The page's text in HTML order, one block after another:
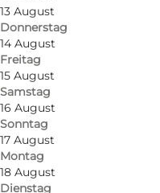
13 August
Donnerstag
14 August
Freitag
15 August
Samstag
16 August
Sonntag
17 August
Montag
18 August
Dienstag